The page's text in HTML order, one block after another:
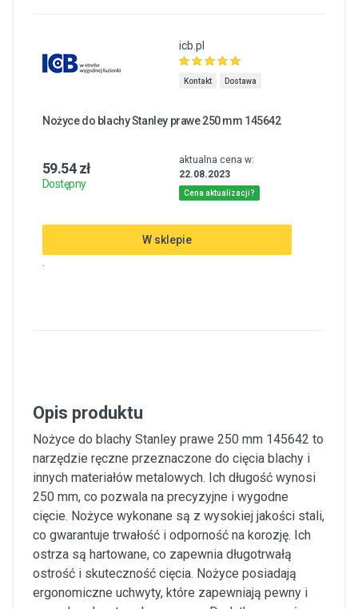
icb.pl
Kontakt Dostawa
Nożyce do blachy Stanley prawe 250 mm 145642
59.54 zł
Dostępny
aktualna cena w:
22.08.2023
Cena aktualizacji?
W sklepie
.
Opis produktu
Nożyce do blachy Stanley prawe 250 mm 145642 to
narzędzie ręczne przeznaczone do cięcia blachy i
innych materiałów metalowych. Ich długość wynosi
250 mm, co pozwala na precyzyjne i wygodne
cięcie. Nożyce wykonane są z wysokiej jakości stali,
co gwarantuje trwałość i odporność na korozję. Ich
ostrza są hartowane, co zapewnia długotrwałą
ostrość i skuteczność cięcia. Nożyce posiadają
ergonomiczne uchwyty, które zapewniają pewny i